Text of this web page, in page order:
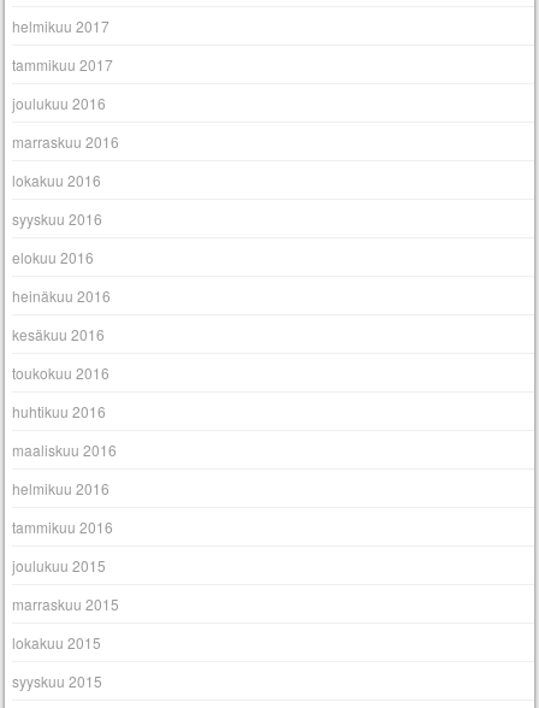
helmikuu 2017
tammikuu 2017
joulukuu 2016
marraskuu 2016
lokakuu 2016
syyskuu 2016
elokuu 2016
heinäkuu 2016
kesäkuu 2016
toukokuu 2016
huhtikuu 2016
maaliskuu 2016
helmikuu 2016
tammikuu 2016
joulukuu 2015
marraskuu 2015
lokakuu 2015
syyskuu 2015